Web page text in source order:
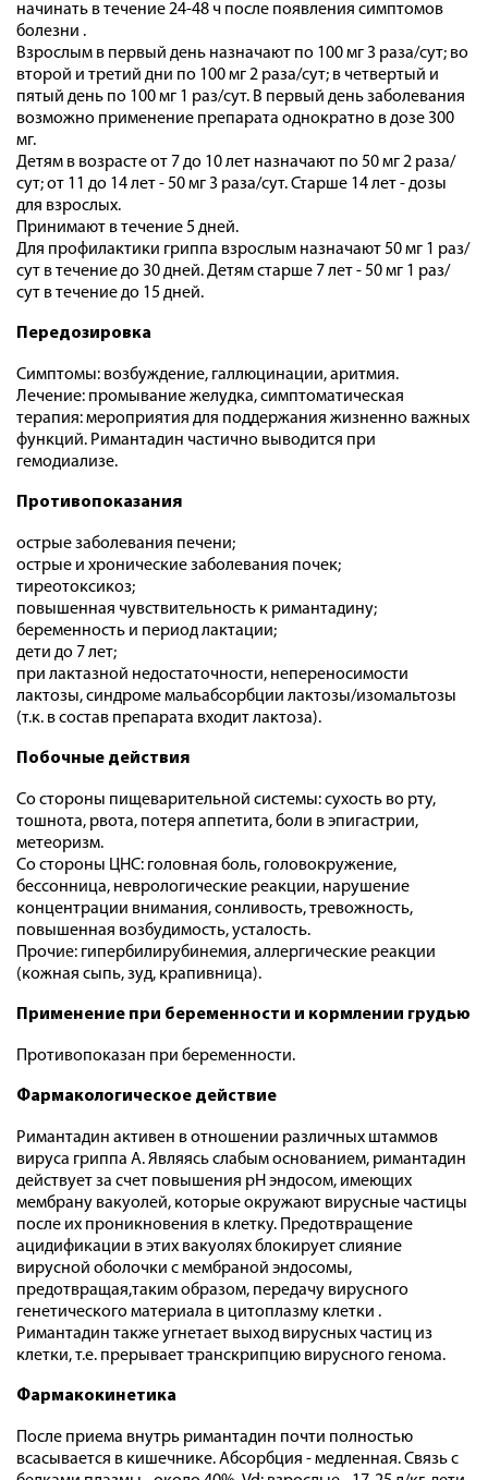
начинать в течение 24-48 ч после появления симптомов
болезни .
Взрослым в первый день назначают по 100 мг 3 раза/сут; во
второй и третий дни по 100 мг 2 раза/сут; в четвертый и
пятый день по 100 мг 1 раз/сут. В первый день заболевания
возможно применение препарата однократно в дозе 300
мг.
Детям в возрасте от 7 до 10 лет назначают по 50 мг 2 раза/
сут; от 11 до 14 лет - 50 мг 3 раза/сут. Старше 14 лет - дозы
для взрослых.
Принимают в течение 5 дней.
Для профилактики гриппа взрослым назначают 50 мг 1 раз/
сут в течение до 30 дней. Детям старше 7 лет - 50 мг 1 раз/
сут в течение до 15 дней.
Передозировка
Симптомы: возбуждение, галлюцинации, аритмия.
Лечение: промывание желудка, симптоматическая
терапия: мероприятия для поддержания жизненно важных
функций. Римантадин частично выводится при
гемодиализе.
Противопоказания
острые заболевания печени;
острые и хронические заболевания почек;
тиреотоксикоз;
повышенная чувствительность к римантадину;
беременность и период лактации;
дети до 7 лет;
при лактазной недостаточности, непереносимости
лактозы, синдроме мальабсорбции лактозы/изомальтозы
(т.к. в состав препарата входит лактоза).
Побочные действия
Со стороны пищеварительной системы: сухость во рту,
тошнота, рвота, потеря аппетита, боли в эпигастрии,
метеоризм.
Со стороны ЦНС: головная боль, головокружение,
бессонница, неврологические реакции, нарушение
концентрации внимания, сонливость, тревожность,
повышенная возбудимость, усталость.
Прочие: гипербилирубинемия, аллергические реакции
(кожная сыпь, зуд, крапивница).
Применение при беременности и кормлении грудью
Противопоказан при беременности.
Фармакологическое действие
Римантадин активен в отношении различных штаммов
вируса гриппа А. Являясь слабым основанием, римантадин
действует за счет повышения рН эндосом, имеющих
мембрану вакуолей, которые окружают вирусные частицы
после их проникновения в клетку. Предотвращение
ацидификации в этих вакуолях блокирует слияние
вирусной оболочки с мембраной эндосомы,
предотвращая,таким образом, передачу вирусного
генетического материала в цитоплазму клетки .
Римантадин также угнетает выход вирусных частиц из
клетки, т.е. прерывает транскрипцию вирусного генома.
Фармакокинетика
После приема внутрь римантадин почти полностью
всасывается в кишечнике. Абсорбция - медленная. Связь с